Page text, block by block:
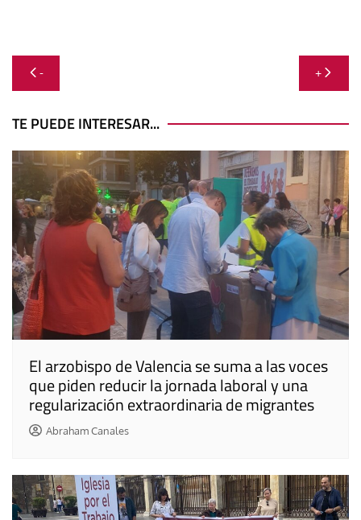
Navegación
de
entradas
- +
TE PUEDE INTERESAR...
El arzobispo de Valencia se suma a las voces
que piden reducir la jornada laboral y una
regularización extraordinaria de migrantes
Abraham Canales